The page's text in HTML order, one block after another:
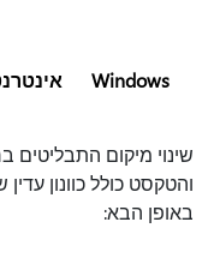
Windows
שינוי מיקום התבליטים
והטקסט כולל כוונון
באופן הבא: